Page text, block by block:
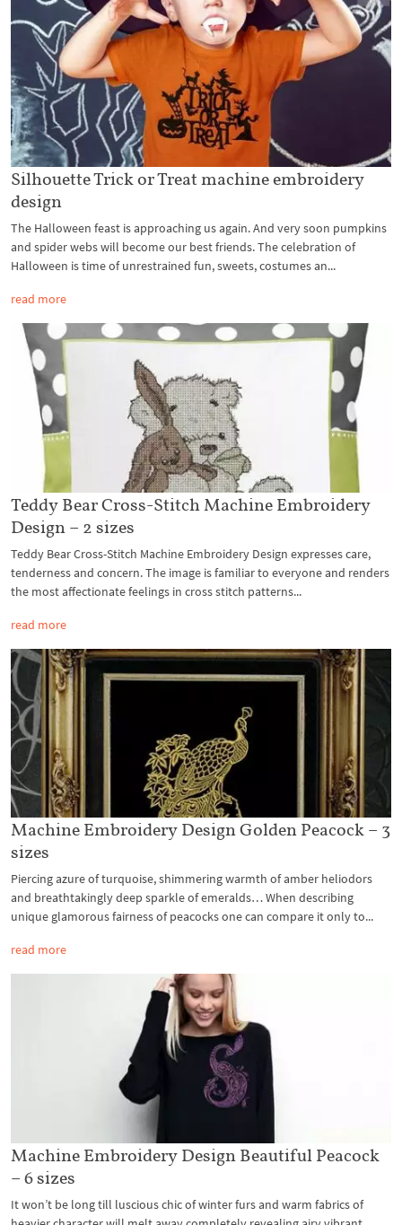
Silhouette Trick or Treat machine embroidery
design
The Halloween feast is approaching us again. And very soon pumpkins
and spider webs will become our best friends. The celebration of
Halloween is time of unrestrained fun, sweets, costumes an...
read more
Teddy Bear Cross-Stitch Machine Embroidery
Design – 2 sizes
Teddy Bear Cross-Stitch Machine Embroidery Design expresses care,
tenderness and concern. The image is familiar to everyone and renders
the most affectionate feelings in cross stitch patterns...
read more
Machine Embroidery Design Golden Peacock – 3
sizes
Piercing azure of turquoise, shimmering warmth of amber heliodors
and breathtakingly deep sparkle of emeralds… When describing
unique glamorous fairness of peacocks one can compare it only to...
read more
Machine Embroidery Design Beautiful Peacock
– 6 sizes
It won’t be long till luscious chic of winter furs and warm fabrics of